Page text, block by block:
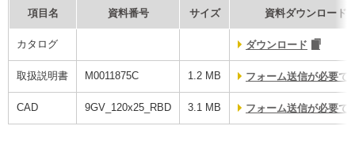
項目名 資料番号 サイズ 資料ダウンロード
カタログ ダウンロード
取扱説明書 M0011875C 1.2 MB フォーム送信が必要で
CAD 9GV_120x25_RBD 3.1 MB フォーム送信が必要で